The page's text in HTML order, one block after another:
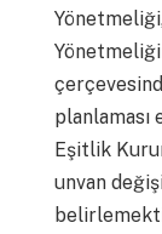
planlaması
Eşitlik
unvan